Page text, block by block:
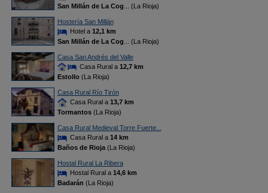
San Millán de La Cog ... (La Rioja)
Hostería San Millán
Hotel a 12,1 km
San Millán de La Cog ... (La Rioja)
Casa San Andrés del Valle
Casa Rural a 12,7 km
Estollo(La Rioja)
Casa Rural Río Tirón
Casa Rural a 13,7 km
Tormantos(La Rioja)
Casa Rural Medieval Torre Fuerte...
Casa Rural a 14 km
Baños de Rioja(La Rioja)
Hostal Rural La Ribera
Hostal Rural a 14,6 km
Badarán (La Rioja)